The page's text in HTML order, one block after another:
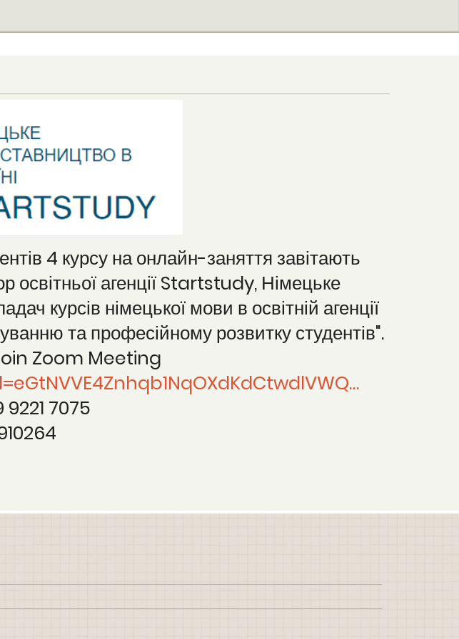
4 курсу на онлайн-заняття завітають
агенції Startstudy, Німецьке
курсів німецької мови в освітній агенції
та професійному розвитку студентів".
Zoom Meeting
7075